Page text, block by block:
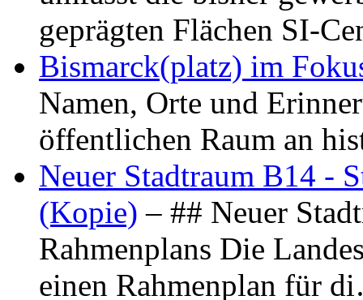
geprägten Flächen SI-
Bismarck(platz) im
Namen, Orte und
öffentlichen Raum an
Neuer Stadtraum B14 -
(Kopie) – ## Neuer
Rahmenplans Die
einen Rahmenplan für